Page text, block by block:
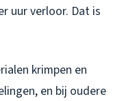
uur verloor. Dat is
krimpen en
en bij oudere